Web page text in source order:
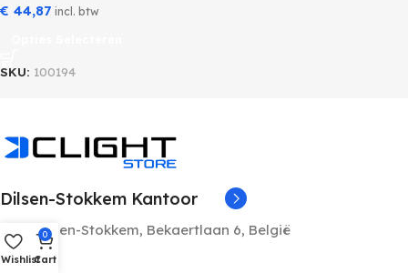
€ 44,87 incl. btw
SKU: 100194
Dilsen-Stokkem Kantoor
3650 Dilsen-Stokkem, Bekaertlaan 6, België
Wishlist
0
Cart